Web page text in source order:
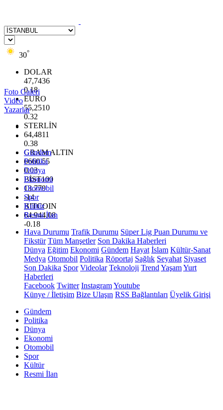
30°
DOLAR
47,7436
0.18
EURO
55,2510
0.32
STERLİN
64,4811
0.38
GRAM ALTIN
6660.55
0.03
BİST100
13.779
-14
BITCOIN
64.944,08
-0.18
Foto Galeri
Video
Yazarlar
Gündem
Politika
Dünya
Ekonomi
Otomobil
Spor
Kültür
Resmi İlan
Hava Durumu Trafik Durumu Süper Lig Puan Durumu ve
Fikstür Tüm Manşetler Son Dakika Haberleri
Dünya Eğitim Ekonomi Gündem Hayat İslam Kültür-Sanat
Medya Otomobil Politika Röportaj Sağlık Seyahat Siyaset
Son Dakika Spor Videolar Teknoloji Trend YaşamYurt
Haberleri
Facebook Twitter InstagramYoutube
Künye / İletişim Bize Ulaşın RSS Bağlantıları Üyelik Girişi
Gündem
Politika
Dünya
Ekonomi
Otomobil
Spor
Kültür
Resmi İlan